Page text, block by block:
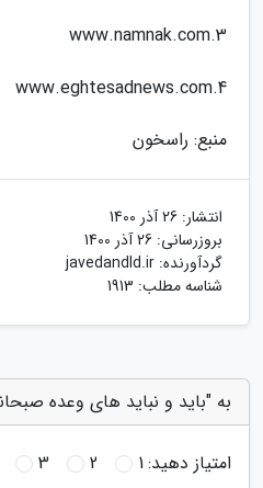
3.www.namnak.com
4.www.eghtesadnews.com
منبع: راسخون
انتشار: 26 آذر 1400
بروزرسانی: 26 آذر 1400
گردآورنده: javedandld.ir
شناسه مطلب: 1913
به "باید و نباید های وعده
امتیاز دهید:1
2
3